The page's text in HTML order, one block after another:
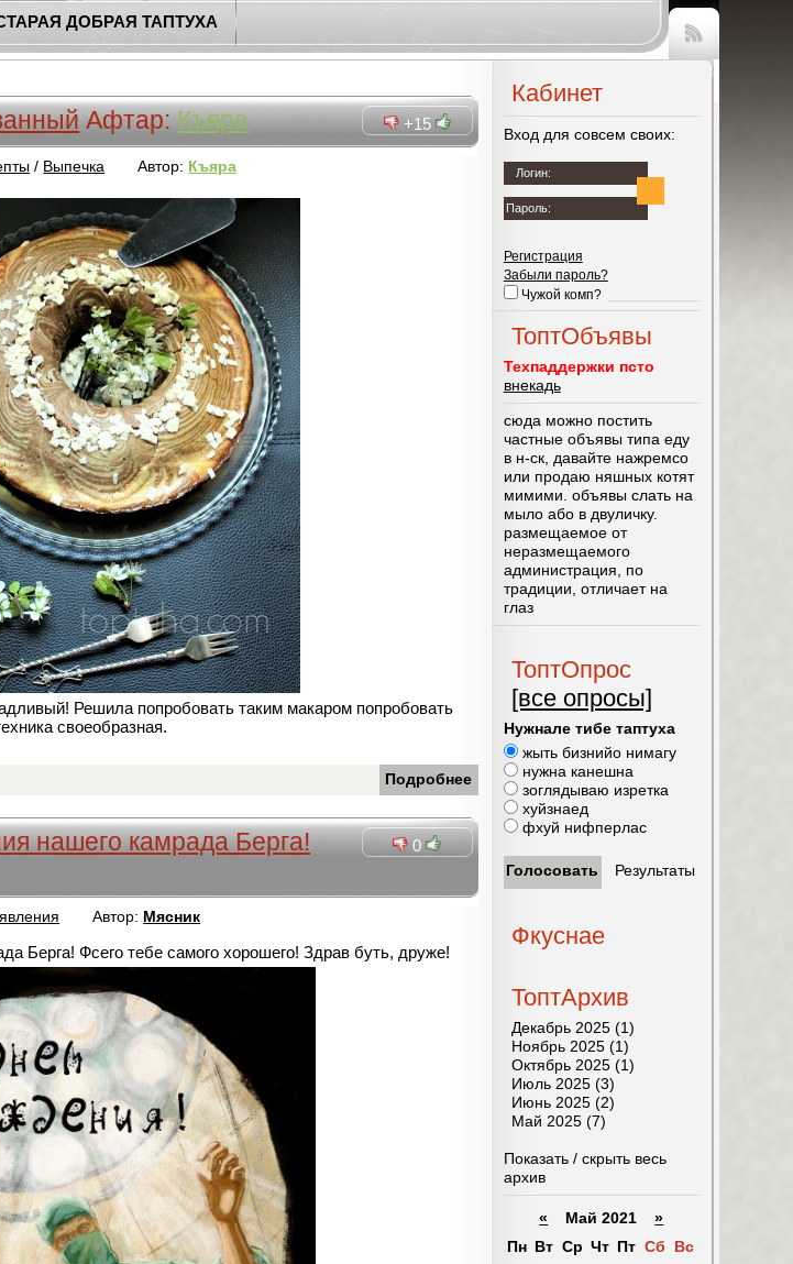
ДОБРАЯ ТАПТУХА
Чтение
+15
Афтар:Къяра
/ Выпечка Автор: Къяра
Решила попробовать таким макаром попробовать
своеобразная.
Подробнее
0
нашего камрада Берга!
Автор: Мясник
Берга! Фсего тебе самого хорошего! Здрав буть, друже!
Кабинет
Вход для совсем своих:
Логин:
Пароль:
Регистрация
Забыли пароль?
Чужой комп?
ТоптОбъявы
Техпаддержки псто
внекадь
сюда можно постить
частные объявы типа еду
в н-ск, давайте нажремсо
или продаю няшных котят
мимими. объявы слать на
мыло або в двуличку.
размещаемое от
неразмещаемого
администрация, по
традиции, отличает на
глаз
ТоптОпрос
[все опросы]
Нужнале тибе таптуха
жыть бизнийо нимагу
нужна канешна
зоглядываю изретка
хуйзнаед
фхуй нифперлас
Фкуснае
ТоптАрхив
Декабрь 2025 (1)
Ноябрь 2025 (1)
Октябрь 2025 (1)
Июль 2025 (3)
Июнь 2025 (2)
Май 2025 (7)
Показать / скрыть весь
архив
« Май 2021»
Пн Вт Ср Чт Пт Сб
Вс